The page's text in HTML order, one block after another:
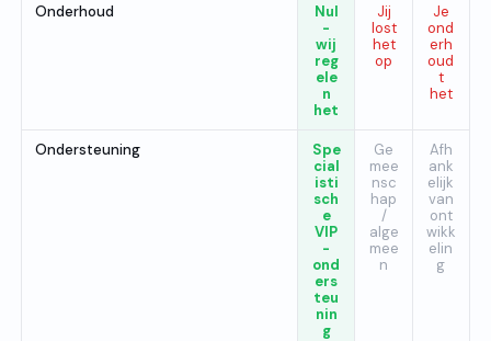
Onderhoud
Nul
-
wij
reg
ele
n
het
Jij
lost
het
op
Je
ond
erh
oud
t
het
Ondersteuning
Spe
cial
isti
sch
e
VIP
-
ond
ers
teu
nin
g
Ge
mee
nsc
hap
/
alge
mee
n
Afh
ank
elijk
van
ont
wikk
elin
g